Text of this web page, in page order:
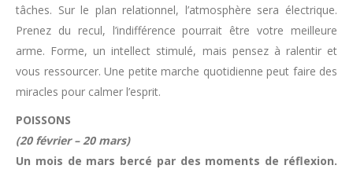
tâches. Sur le plan relationnel, l’atmosphère sera électrique.
Prenez du recul, l’indifférence pourrait être votre meilleure
arme. Forme, un intellect stimulé, mais pensez à ralentir et
vous ressourcer. Une petite marche quotidienne peut faire des
miracles pour calmer l’esprit.
POISSONS
(20 février – 20 mars)
Un mois de mars bercé par des moments de réflexion.